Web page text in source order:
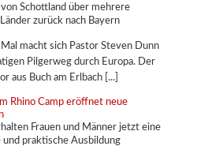
Schottland über mehrere
zurück nach Bayern
macht sich Pastor Steven Dunn
Pilgerweg durch Europa. Der
aus Buch am Erlbach
Rhino Camp eröffnet neue
Frauen und Männer jetzt eine
und praktische Ausbildung